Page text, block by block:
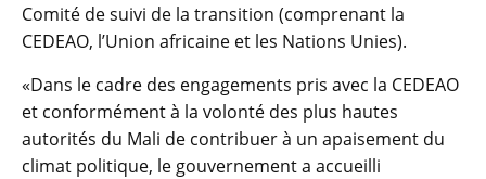
Comité de suivi de la transition (comprenant la
CEDEAO, l’Union africaine et les Nations Unies).
«Dans le cadre des engagements pris avec la CEDEAO
et conformément à la volonté des plus hautes
autorités du Mali de contribuer à un apaisement du
climat politique, le gouvernement a accueilli